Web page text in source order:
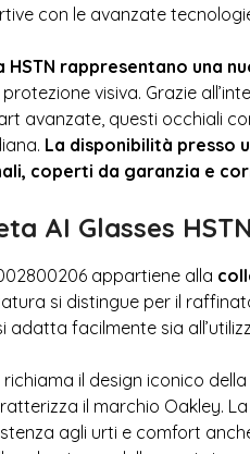
con le avanzate
HSTN rappresentano una
visiva. Grazie
avanzate, questi occhiali
La disponibilità presso
coperti da garanzia e
AI Glasses
appartiene alla
si distingue per il
adatta facilmente sia
il design iconico
il marchio Oakley.
agli urti e comfort